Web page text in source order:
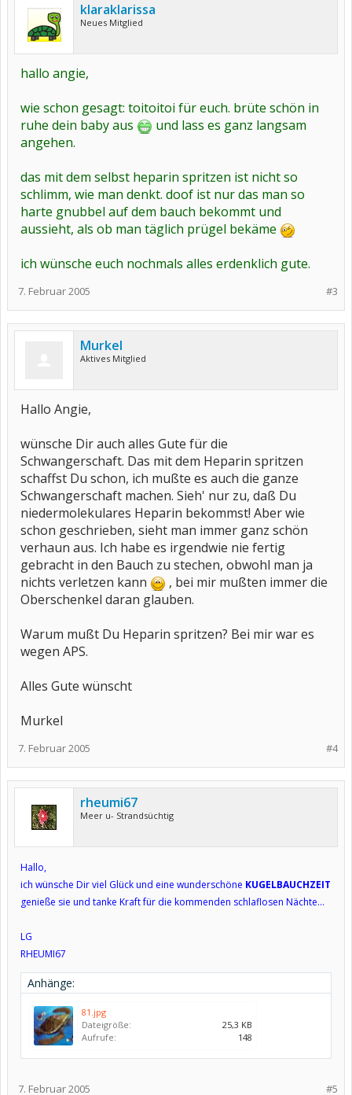
klaraklarissa
Neues Mitglied
hallo angie,
wie schon gesagt: toitoitoi für euch. brüte schön in
ruhe dein baby aus
und lass es ganz langsam
angehen.
das mit dem selbst heparin spritzen ist nicht so
schlimm, wie man denkt. doof ist nur das man so
harte gnubbel auf dem bauch bekommt und
aussieht, als ob man täglich prügel bekäme
ich wünsche euch nochmals alles erdenklich gute.
#3
7. Februar 2005
Murkel
Aktives Mitglied
Hallo Angie,
wünsche Dir auch alles Gute für die
Schwangerschaft. Das mit dem Heparin spritzen
schaffst Du schon, ich mußte es auch die ganze
Schwangerschaft machen. Sieh' nur zu, daß Du
niedermolekulares Heparin bekommst! Aber wie
schon geschrieben, sieht man immer ganz schön
verhaun aus. Ich habe es irgendwie nie fertig
gebracht in den Bauch zu stechen, obwohl man ja
nichts verletzen kann
, bei mir mußten immer die
Oberschenkel daran glauben.
Warum mußt Du Heparin spritzen? Bei mir war es
wegen APS.
Alles Gute wünscht
Murkel
#4
7. Februar 2005
rheumi67
Meer u- Strandsüchtig
Hallo,
ich wünsche Dir viel Glück und eine wunderschöne KUGELBAUCHZEIT
genieße sie und tanke Kraft für die kommenden schlaflosen Nächte...
LG
RHEUMI67
Anhänge:
81.jpg
Dateigröße:
25,3 KB
Aufrufe:
148
#5
7. Februar 2005